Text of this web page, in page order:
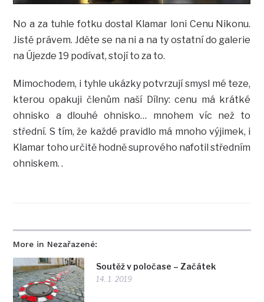
More in Nezařazené:
Soutěž v poločase – Začátek
14. 1. 2019
No a za tuhle fotku dostal Klamar loni Cenu Nikonu.
Jistě právem. Jděte se na ni a na ty ostatní do galerie
na Újezde 19 podívat, stojí to za to.
Mimochodem, i tyhle ukázky potvrzují smysl mé teze,
kterou opakuji členům naší Dílny: cenu má krátké
ohnisko a dlouhé ohnisko… mnohem víc než to
střední. S tím, že každé pravidlo má mnoho výjimek, i
Klamar toho určitě hodně suprového nafotil středním
ohniskem. .